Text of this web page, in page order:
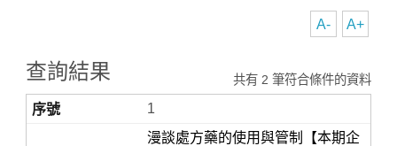
A+
A-
查詢結果 共有 2 筆符合條件的資料
1
漫談處方藥的使用與管制【本期企